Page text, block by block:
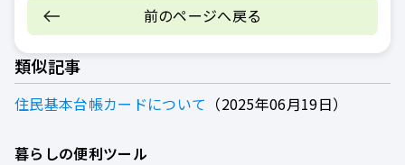
前のページへ戻る
類似記事
住民基本台帳カードについて 2025年06月19日
暮らしの便利ツール